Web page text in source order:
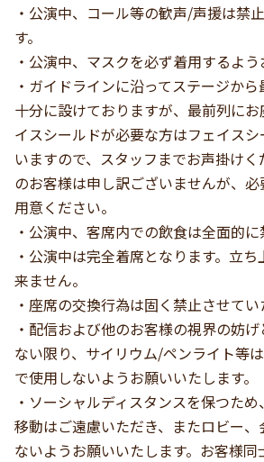
・公演中、コール等の歓声/声援は禁
す。
・公演中、マスクを必ず着用するよう
・ガイドラインに沿ってステージか
十分に設けておりますが、最前列に
イスシールドが必要な方はフェイス
いますので、スタッフまでお声掛け
のお客様は申し訳ございませんが、
用意ください。
・公演中、客席内での飲食は全面的に
・公演中は完全着席となります。立
来ません。
・座席の交換行為は固く禁止させてい
・配信および他のお客様の視界の妨
ない限り、サイリウム/ペンライト等
で使用しないようお願いいたします。
・ソーシャルディスタンスを保つた
移動はご遠慮いただき、またロビー
ないようお願いいたします。お客様